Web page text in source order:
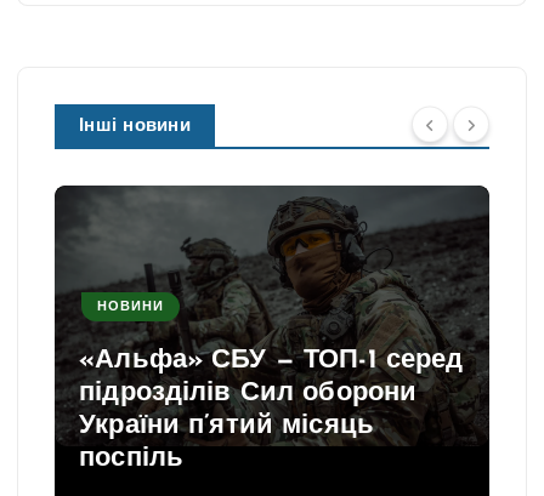
Інші новини
НОВИНИ
«Альфа» СБУ — ТОП-1 серед
підрозділів Сил оборони
України п’ятий місяць
поспіль